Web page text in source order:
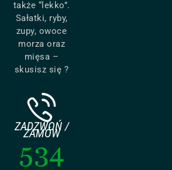
także “lekko”.
Sałatki, ryby,
zupy, owoce
morza oraz
mięsa –
skusisz się ?
ZADZWOŃ /
ZAMÓW
534